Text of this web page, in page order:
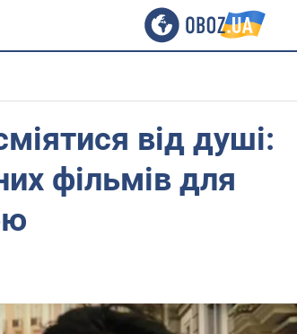
від душі:
фільмів для